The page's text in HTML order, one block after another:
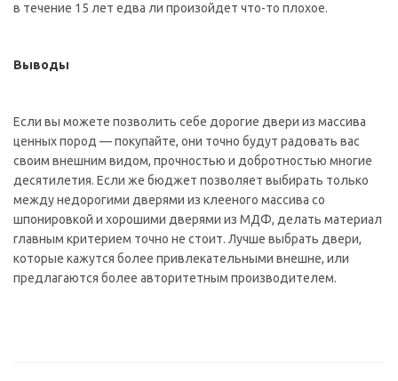
в течение 15 лет едва ли произойдет что-то плохое.
Выводы
Если вы можете позволить себе дорогие двери из массива
ценных пород — покупайте, они точно будут радовать вас
своим внешним видом, прочностью и добротностью многие
десятилетия. Если же бюджет позволяет выбирать только
между недорогими дверями из клееного массива со
шпонировкой и хорошими дверями из МДФ, делать материал
главным критерием точно не стоит. Лучше выбрать двери,
которые кажутся более привлекательными внешне, или
предлагаются более авторитетным производителем.